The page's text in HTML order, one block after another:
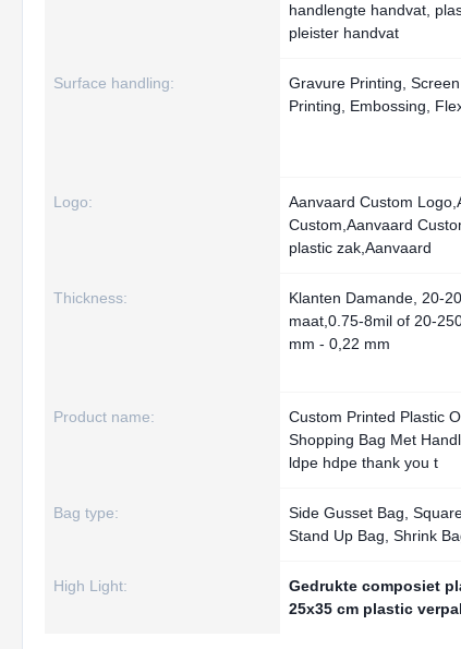
handlengte handvat,
pleister handvat
Surface handling:
Gravure Printing,
Printing, Embossing,
Logo:
Aanvaard Custom
Custom,Aanvaard
plastic zak,Aanvaard
Thickness:
Klanten Damande, 20-
maat,0.75-8mil of 20-
mm - 0,22 mm
Product name:
Custom Printed Plastic
Shopping Bag Met
ldpe hdpe thank you t
Bag type:
Side Gusset Bag,
Stand Up Bag, Shrink
High Light: Gedrukte composiet
25x35 cm plastic